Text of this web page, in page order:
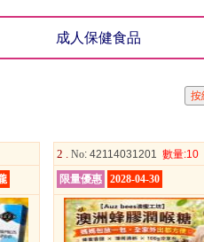
成人保健食品
2 . No: 42114031201 數量:10
限量優惠
2028-04-30